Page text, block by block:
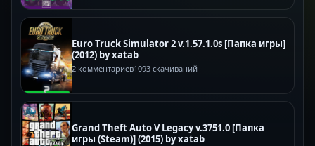
Euro Truck Simulator 2 v.1.57.1.0s [Папка игры]
(2012) by xatab
2 комментариев1093 скачиваний
Grand Theft Auto V Legacy v.3751.0 [Папка
игры (Steam)] (2015) by xatab